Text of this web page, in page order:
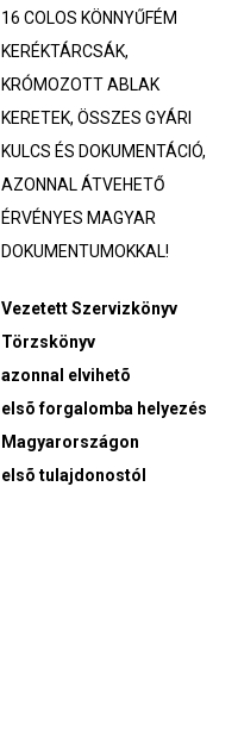
16 COLOS KÖNNYŰFÉM
KERÉKTÁRCSÁK,
KRÓMOZOTT ABLAK
KERETEK, ÖSSZES GYÁRI
KULCS ÉS DOKUMENTÁCIÓ,
AZONNAL ÁTVEHETŐ
ÉRVÉNYES MAGYAR
DOKUMENTUMOKKAL!
Vezetett Szervizkönyv
Törzskönyv
azonnal elvihetõ
elsõ forgalomba helyezés
Magyarországon
elsõ tulajdonostól